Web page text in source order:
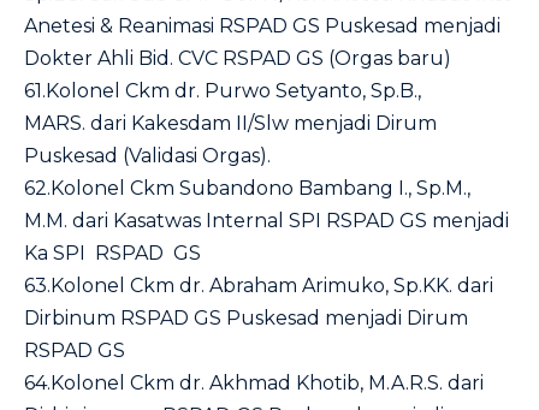
Anetesi & Reanimasi RSPAD GS Puskesad menjadi
Dokter Ahli Bid. CVC RSPAD GS (Orgas baru)
61.Kolonel Ckm dr. Purwo Setyanto, Sp.B.,
MARS. dari Kakesdam II/Slw menjadi Dirum
Puskesad (Validasi Orgas).
62.Kolonel Ckm Subandono Bambang I., Sp.M.,
M.M. dari Kasatwas Internal SPI RSPAD GS menjadi
Ka SPI RSPAD GS
63.Kolonel Ckm dr. Abraham Arimuko, Sp.KK. dari
Dirbinum RSPAD GS Puskesad menjadi Dirum
RSPAD GS
64.Kolonel Ckm dr. Akhmad Khotib, M.A.R.S. dari